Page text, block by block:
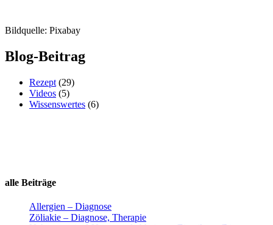
Bildquelle: Pixabay
Blog-Beitrag
Rezept (29)
Videos (5)
Wissenswertes (6)
alle Beiträge
Allergien – Diagnose
Zöliakie – Diagnose, Therapie